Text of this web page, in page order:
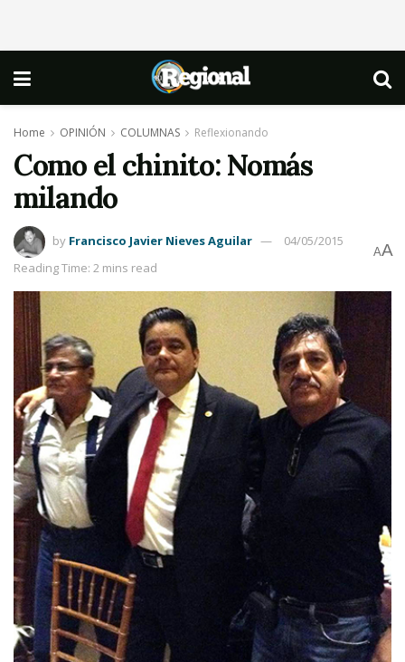
Home OPINIÓN COLUMNAS Reflexionando
Como el chinito: Nomás
milando
by Francisco Javier Nieves Aguilar
04/05/2015
Reading Time: 2 mins read
AA